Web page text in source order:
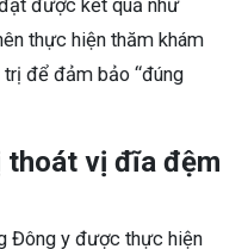
được kết quả như
thực hiện thăm khám
để đảm bảo “đúng
thoát vị đĩa đệm
Đông y được thực hiện